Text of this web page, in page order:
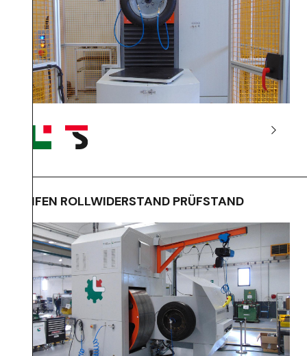
REIFEN ROLLWIDERSTAND PRÜFSTAND